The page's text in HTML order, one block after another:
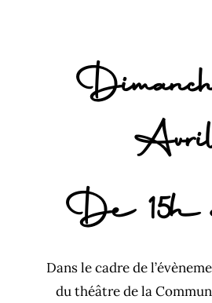
De 15h
Dans le cadre de
du théâtre de la